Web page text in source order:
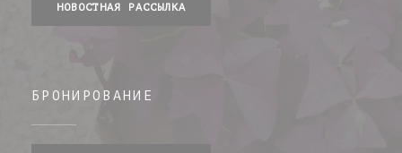
НОВОСТНАЯ РАССЫЛКА
БРОНИРОВАНИЕ